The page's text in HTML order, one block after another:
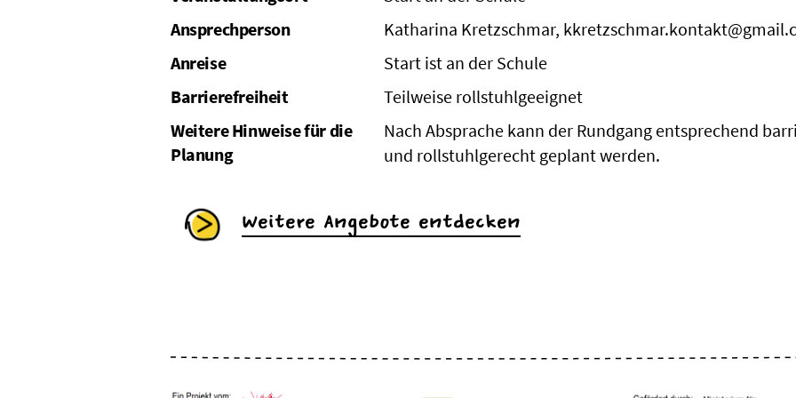
Ansprechperson
Katharina Kretzschmar,
Anreise
Start ist an der Schule
Barrierefreiheit
Teilweise rollstuhlgeeignet
Weitere Hinweise für die
Planung
Nach Absprache kann der Rundgang entsprechend
und rollstuhlgerecht geplant werden.
Weitere Angebote entdecken